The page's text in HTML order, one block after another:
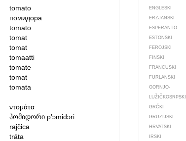
tomato
помидора
tomato
tomat
tomat
tomaatti
tomate
tomat
tomata
ντομάτα
პომიდორი pʼɔmidɔri
rajčica
tráta
ENGLESKI
ERZJANSKI
ESPERANTO
ESTONSKI
FEROJSKI
FINSKI
FRANCUSKI
FURLANSKI
GORNJO­
LUŽIČKOSRPSKI
GRČKI
GRUZIJSKI
HRVATSKI
IRSKI